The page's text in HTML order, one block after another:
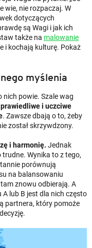
wie, nie rozpaczaj. W
dotyczących
są Wagi i jak ich
także na malowanie
i kochają kulturę. Pokaż
myślenia
nich powie. Szale wag
i uczciwe
. Zawsze dbają o to, żeby
został skrzywdzony.
i harmonię. Jednak
Wynika to z tego,
porównują
na balansowaniu
znowu odbierają. A
lub B jest dla nich często
partnera, który pomoże